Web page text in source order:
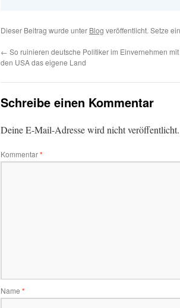
Dieser Beitrag wurde unter Blog veröffentlicht. Setze
← So ruinieren deutsche Politiker im Einvernehmen mit
den USA das eigene Land
Schreibe einen Kommentar
Deine E-Mail-Adresse wird nicht veröffentlicht.
Kommentar*
Name *